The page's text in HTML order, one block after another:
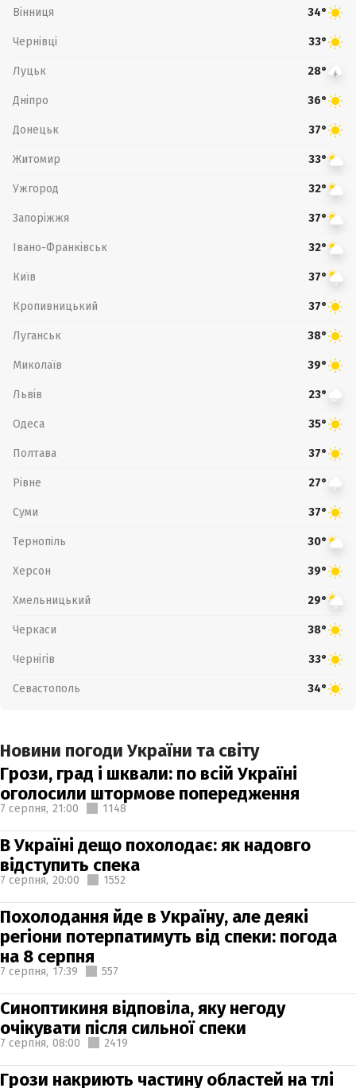
Вінниця 34°
Чернівці 33°
Луцьк 28°
Дніпро 36°
Донецьк 37°
Житомир 33°
Ужгород 32°
Запоріжжя 37°
Івано-Франківськ 32°
Київ 37°
Кропивницький 37°
Луганськ 38°
Миколаїв 39°
Львів 23°
Одеса 35°
Полтава 37°
Рівне 27°
Суми 37°
Тернопіль 30°
Херсон 39°
Хмельницький 29°
Черкаси 38°
Чернігів 33°
Севастополь 34°
Новини погоди України та світу
Грози, град і шквали: по всій Україні
оголосили штормове попередження
7 серпня, 21:00 1148
В Україні дещо похолодає: як надовго
відступить спека
7 серпня, 20:00 1552
Похолодання йде в Україну, але деякі
регіони потерпатимуть від спеки: погода
на 8 серпня
7 серпня, 17:39 557
Синоптикиня відповіла, яку негоду
очікувати після сильної спеки
7 серпня, 08:00 2419
Грози накриють частину областей на тлі